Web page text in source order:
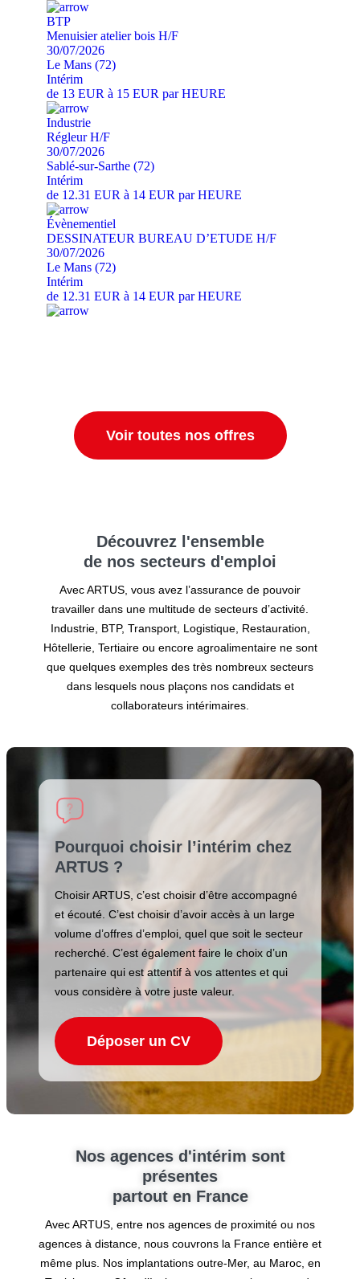
BTP
Menuisier atelier bois H/F
30/07/2026
Le Mans (72)
Intérim
de 13 EUR à 15 EUR par HEURE
Industrie
Régleur H/F
30/07/2026
Sablé-sur-Sarthe (72)
Intérim
de 12.31 EUR à 14 EUR par HEURE
Évènementiel
DESSINATEUR BUREAU D’ETUDE H/F
30/07/2026
Le Mans (72)
Intérim
de 12.31 EUR à 14 EUR par HEURE
Voir toutes nos offres
Découvrez l'ensemble
de nos secteurs d'emploi
Avec ARTUS, vous avez l’assurance de pouvoir
travailler dans une multitude de secteurs d’activité.
Industrie, BTP, Transport, Logistique, Restauration,
Hôtellerie, Tertiaire ou encore agroalimentaire ne sont
que quelques exemples des très nombreux secteurs
dans lesquels nous plaçons nos candidats et
collaborateurs intérimaires.
Pourquoi choisir l’intérim chez
ARTUS ?
Choisir ARTUS, c’est choisir d’être accompagné
et écouté. C’est choisir d’avoir accès à un large
volume d’offres d’emploi, quel que soit le secteur
recherché. C’est également faire le choix d’un
partenaire qui est attentif à vos attentes et qui
vous considère à votre juste valeur.
Déposer un CV
Nos agences d'intérim sont
présentes
partout en France
Avec ARTUS, entre nos agences de proximité ou nos
agences à distance, nous couvrons la France entière et
même plus. Nos implantations outre-Mer, au Maroc, en